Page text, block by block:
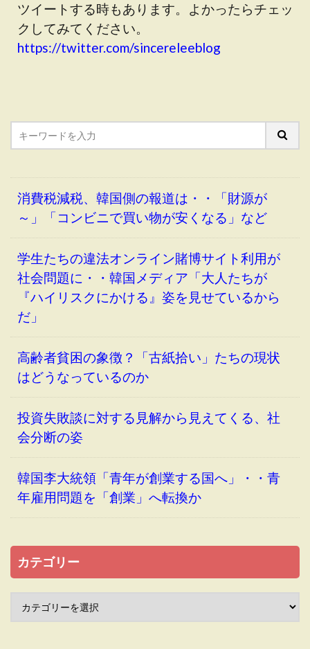
ツイートする時もあります。よかったらチェッ
クしてみてください。
https://twitter.com/sincereleeblog
消費税減税、韓国側の報道は・・「財源が
～」「コンビニで買い物が安くなる」など
学生たちの違法オンライン賭博サイト利用が
社会問題に・・韓国メディア「大人たちが
『ハイリスクにかける』姿を見せているから
だ」
高齢者貧困の象徴？「古紙拾い」たちの現状
はどうなっているのか
投資失敗談に対する見解から見えてくる、社
会分断の姿
韓国李大統領「青年が創業する国へ」・・青
年雇用問題を「創業」へ転換か
カテゴリー